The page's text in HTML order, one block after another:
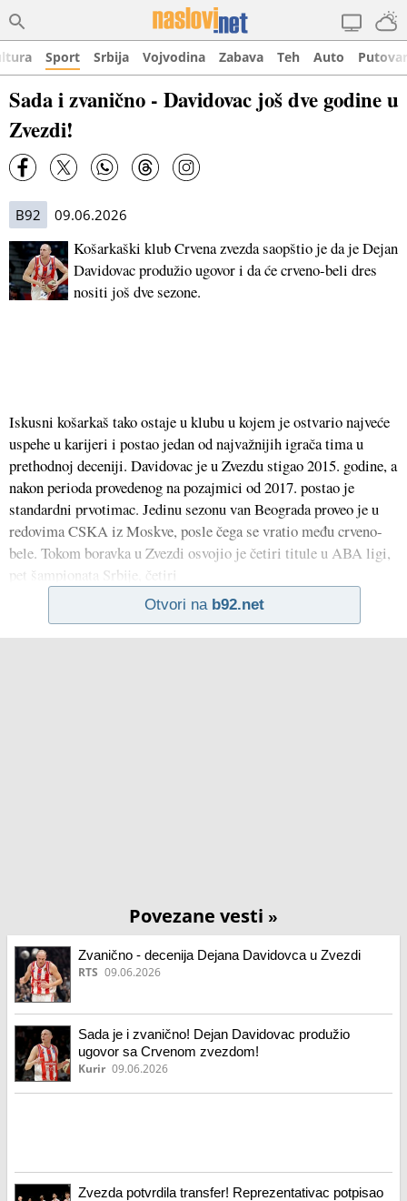
Sport Srbija Vojvodina Zabava Teh Auto
Sada i zvanično - Davidovac još dve godine u
Zvezdi!
B92 09.06.2026
Košarkaški klub Crvena zvezda saopštio je da je Dejan
Davidovac produžio ugovor i da će crveno-beli dres
nositi još dve sezone.
Iskusni košarkaš tako ostaje u klubu u kojem je ostvario najveće
uspehe u karijeri i postao jedan od najvažnijih igrača tima u
prethodnoj deceniji. Davidovac je u Zvezdu stigao 2015. godine, a
nakon perioda provedenog na pozajmici od 2017. postao je
standardni prvotimac. Jedinu sezonu van Beograda proveo je u
redovima CSKA iz Moskve, posle čega se vratio među crveno-
bele. Tokom boravka u Zvezdi osvojio je četiri titule u ABA ligi,
pet šampionata Srbije, četiri
Otvori na b92.net
Povezane vesti »
Zvanično - decenija Dejana Davidovca u Zvezdi
RTS 09.06.2026
Sada je i zvanično! Dejan Davidovac produžio
ugovor sa Crvenom zvezdom!
Kurir 09.06.2026
Zvezda potvrdila transfer! Reprezentativac potpisao